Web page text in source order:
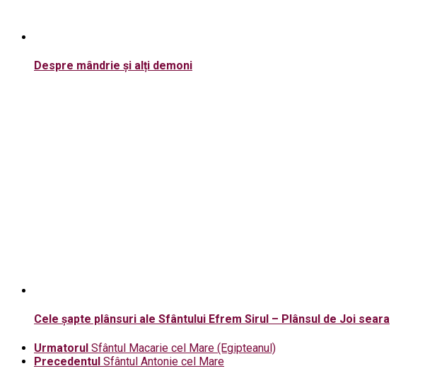
Despre mândrie și alți demoni
Cele șapte plânsuri ale Sfântului Efrem Sirul – Plânsul de Joi seara
Urmatorul Sfântul Macarie cel Mare (Egipteanul)
Precedentul Sfântul Antonie cel Mare